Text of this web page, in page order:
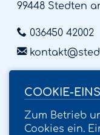
COOKIE-
Zum Betrieb
Cookies ein.
99448 Stedten
036450 42002
Hofladen
Mittwoch und